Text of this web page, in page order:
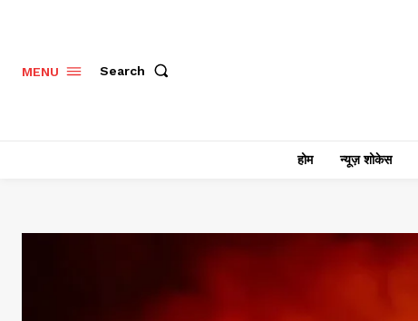
MENU Search
होम न्यूज़ शोकेस